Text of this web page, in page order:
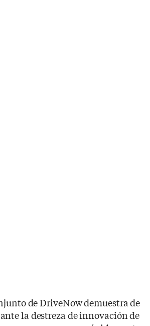
de DriveNow demuestra de
la destreza de innovación de